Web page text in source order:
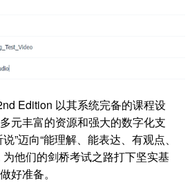
Edition 以其系统完备的课程设
元丰富的资源和强大的数字化支
”迈向“能理解、能表达、有观点、
他们的剑桥考试之路打下坚实基
好准备。